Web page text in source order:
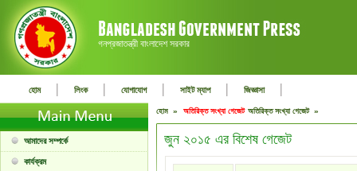
গনপ্রজাতন্ত্রী বাংলাদেশ সরকার
হোম | লিংক | যোগাযোগ | সাইট ম্যাপ | জিজ্ঞাসা |
আমাদের সম্পর্কে
কার্যক্রম
হোম » অতিরিক্ত সংখ্যা গেজেট অতিরিক্ত সংখ্যা গেজেট »
জুন ২০১৫ এর বিশেষ গেজেট